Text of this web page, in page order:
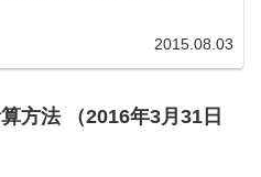
2015.08.03
方法 （2016年3月31日